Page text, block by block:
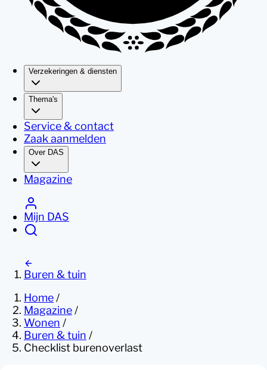
Verzekeringen & diensten
Thema's
Service & contact
Zaak aanmelden
Over DAS
Magazine
Mijn DAS
Buren & tuin
Home /
Magazine /
Wonen /
Buren & tuin /
Checklist burenoverlast